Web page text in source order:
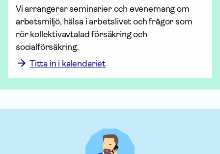
Vi arrangerar seminarier och evenemang om
arbetsmiljö, hälsa i arbetslivet och frågor som
rör kollektiv­avtalad för­säkring och
socialförsäkring.
Titta in i kalendariet